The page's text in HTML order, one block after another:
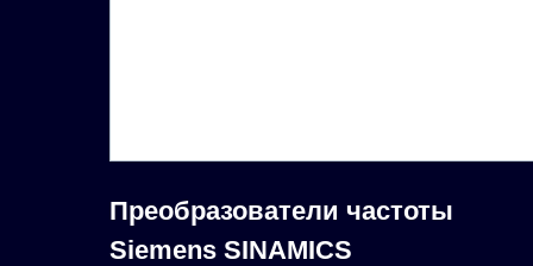
Преобразователи частоты
Siemens SINAMICS